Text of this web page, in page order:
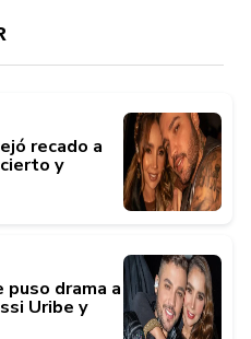
recado a
y
puso drama a
Uribe y